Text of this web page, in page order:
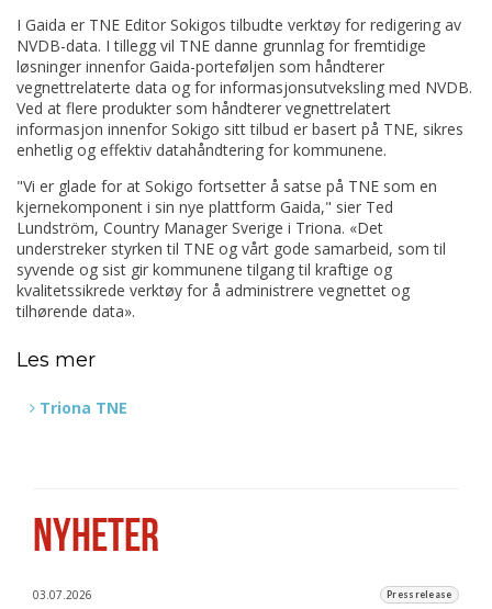
I Gaida er TNE Editor Sokigos tilbudte verktøy for redigering av
NVDB-data. I tillegg vil TNE danne grunnlag for fremtidige
løsninger innenfor Gaida-porteføljen som håndterer
vegnettrelaterte data og for informasjonsutveksling med NVDB.
Ved at flere produkter som håndterer vegnettrelatert
informasjon innenfor Sokigo sitt tilbud er basert på TNE, sikres
enhetlig og effektiv datahåndtering for kommunene.
"Vi er glade for at Sokigo fortsetter å satse på TNE som en
kjernekomponent i sin nye plattform Gaida," sier Ted
Lundström, Country Manager Sverige i Triona. «Det
understreker styrken til TNE og vårt gode samarbeid, som til
syvende og sist gir kommunene tilgang til kraftige og
kvalitetssikrede verktøy for å administrere vegnettet og
tilhørende data».
Les mer
Triona TNE
NYHETER
03.07.2026 Pressrelease